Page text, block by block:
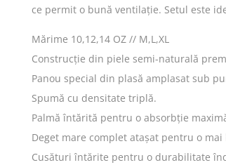
ce permit o bună ventilație. Setul este
Mărime 10,12,14 OZ // M,L,XL
Construcție din piele semi-naturală
Panou special din plasă amplasat sub
Spumă cu densitate triplă.
Palmă întărită pentru o absorbție
Deget mare complet atașat pentru o
Cusături întărite pentru o durabilitate